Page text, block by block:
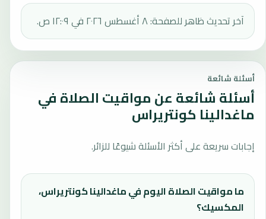
آخر تحديث ظاهر للصفحة: ٨ أغسطس ٢٠٢٦ في ١٢:٠٩ ص.
أسئلة شائعة
أسئلة شائعة عن مواقيت الصلاة في
ماغدالينا كونتريراس
إجابات سريعة على أكثر الأسئلة شيوعًا للزائر.
ما مواقيت الصلاة اليوم في ماغدالينا كونتريراس،
المكسيك؟